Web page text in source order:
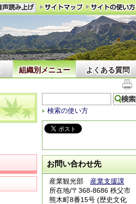
組織別メニュー よくある質問
検索の使い方
お問い合わせ先
産業観光部 産業支援課
所在地/〒368-8686 秩父市
熊木町8番15号 (歴史文化